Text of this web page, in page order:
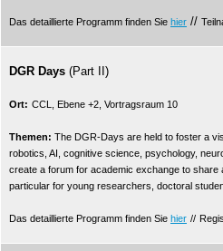
Das detaillierte Programm finden Sie hier //
DGR Days (Part II)
Ort: CCL, Ebene +2, Vortragsraum 10
Themen: The DGR-Days are held to foster a
robotics, AI, cognitive science, psychology,
create a forum for academic exchange to
particular for young researchers, doctoral
Das detaillierte Programm finden Sie hier //